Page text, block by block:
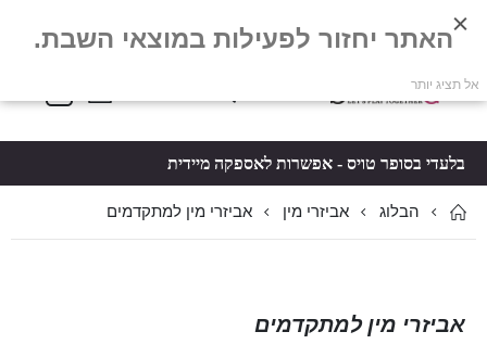
Toggle
סל קניות
בלעדי בסופר טויס - אפשרות לאספקה מיידית
הבלוג אביזרי מין אביזרי מין למתקדמים
אביזרי מין למתקדמים
האתר יחזור לפעילות במוצאי השבת.
אל תציג יותר